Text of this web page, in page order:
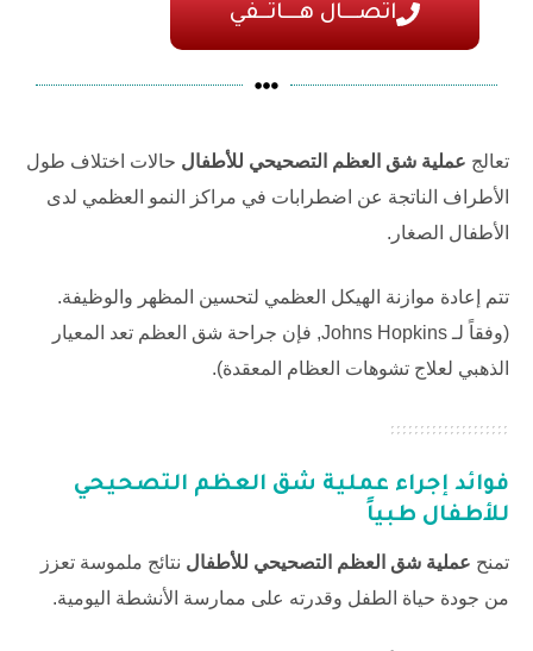
اتصـــال هـــاتــفي
تعالج عملية شق العظم التصحيحي للأطفال حالات اختلاف طول
الأطراف الناتجة عن اضطرابات في مراكز النمو العظمي لدى
الأطفال الصغار.
تتم إعادة موازنة الهيكل العظمي لتحسين المظهر والوظيفة.
(وفقاً لـ Johns Hopkins, فإن جراحة شق العظم تعد المعيار
الذهبي لعلاج تشوهات العظام المعقدة).
فوائد إجراء عملية شق العظم التصحيحي
للأطفال طبياً
تمنح عملية شق العظم التصحيحي للأطفال نتائج ملموسة تعزز
من جودة حياة الطفل وقدرته على ممارسة الأنشطة اليومية.